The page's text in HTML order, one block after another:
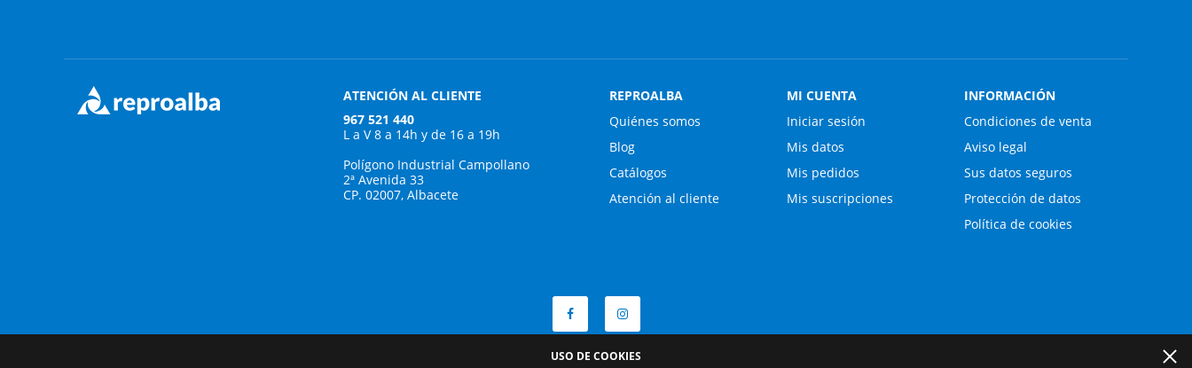
ATENCIÓN AL CLIENTE
967 521 440
L a V 8 a 14h y de 16 a 19h
Polígono Industrial Campollano
2ª Avenida 33
CP. 02007, Albacete
REPROALBA
Quiénes somos
Blog
Catálogos
Atención al cliente
MI CUENTA
Iniciar sesión
Mis datos
Mis pedidos
Mis suscripciones
INFORMACIÓN
Condiciones de venta
Aviso legal
Sus datos seguros
Protección de datos
Política de cookies
USO DE COOKIES